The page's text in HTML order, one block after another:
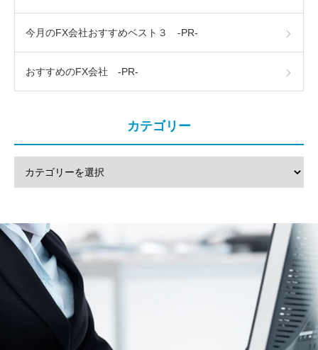
今月のFX会社おすすめベスト３ -PR-
おすすめのFX会社 -PR-
カテゴリー